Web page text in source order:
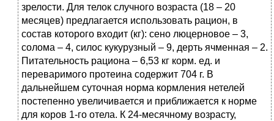
зрелости. Для телок случного возраста (18 – 20
месяцев) предлагается использовать рацион, в
состав которого входит (кг): сено люцерновое – 3,
солома – 4, силос кукурузный – 9, дерть ячменная – 2.
Питательность рациона – 6,53 кг корм. ед. и
переваримого протеина содержит 704 г. В
дальнейшем суточная норма кормления нетелей
постепенно увеличивается и приближается к норме
для коров 1-го отела. К 24-месячному возрасту,